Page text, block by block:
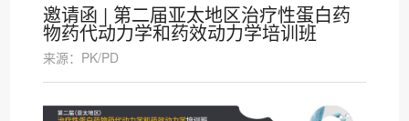
邀请函 | 第二届亚太地区治疗性蛋白药
物药代动力学和药效动力学培训班
来源：PK/PD